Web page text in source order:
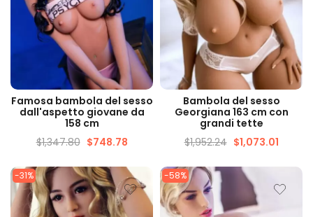
VISUALIZZAZIONE
VELOCE
Famosa bambola del sesso
dall'aspetto giovane da
158 cm
$1,347.80 $748.78
VISUALIZZAZIONE
VELOCE
Bambola del sesso
Georgiana 163 cm con
grandi tette
$1,952.24 $1,073.01
-31% -58%